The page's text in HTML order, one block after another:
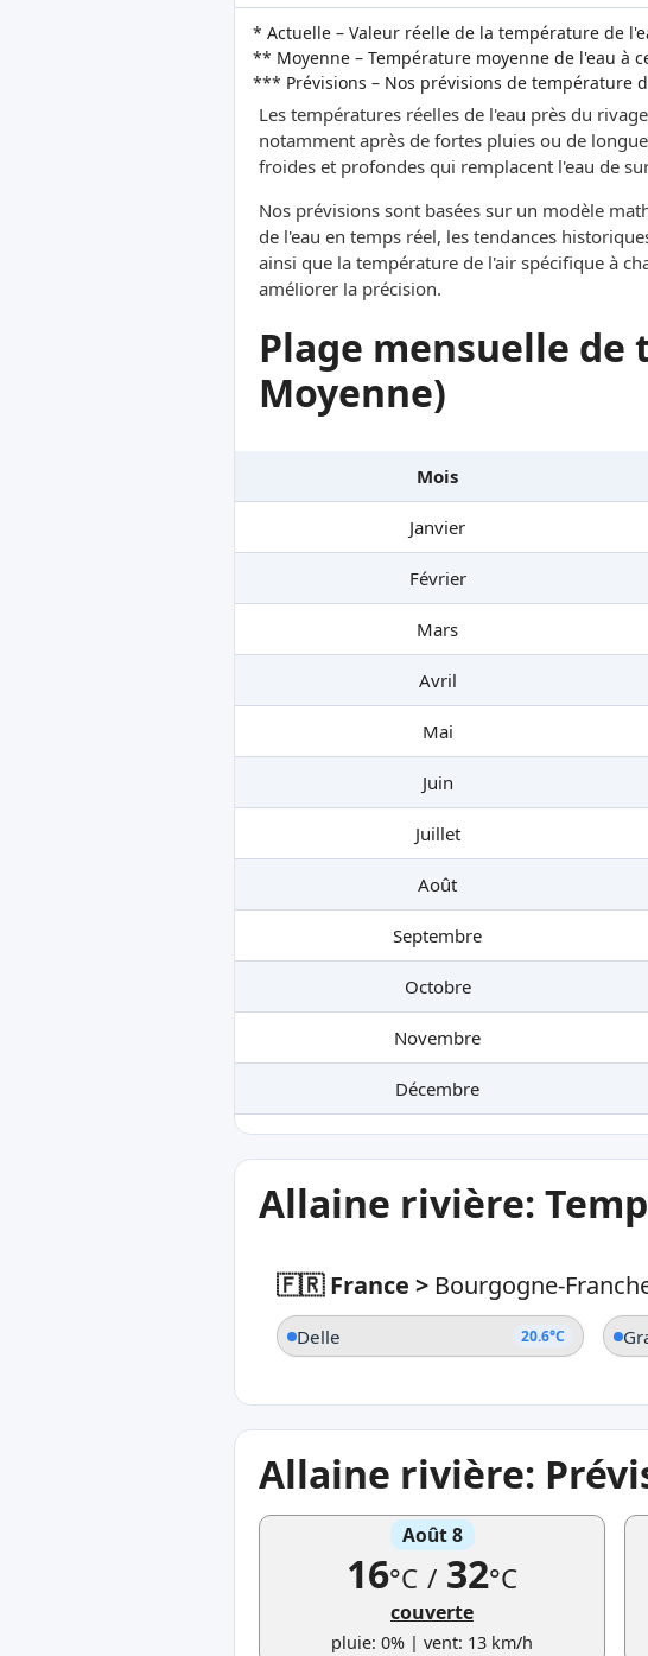
* Actuelle – Valeur réelle de la température de
** Moyenne – Température moyenne de l'eau à
*** Prévisions – Nos prévisions de température
Les températures réelles de l'eau près du
notamment après de fortes pluies ou de
froides et profondes qui remplacent l'eau de
Nos prévisions sont basées sur un modèle
de l'eau en temps réel, les tendances
ainsi que la température de l'air spécifique à
améliorer la précision.
Plage mensuelle
Moyenne)
Mois
Janvier
Février
Mars
Avril
Mai
Juin
Juillet
Août
Septembre
Octobre
Novembre
Décembre
Allaine rivière:
🇫🇷 France > Bourgogne-
Delle 20.6°C
Allaine rivière:
Août 8
16°C / 32°C
couverte
pluie: 0% | vent: 13 km/h